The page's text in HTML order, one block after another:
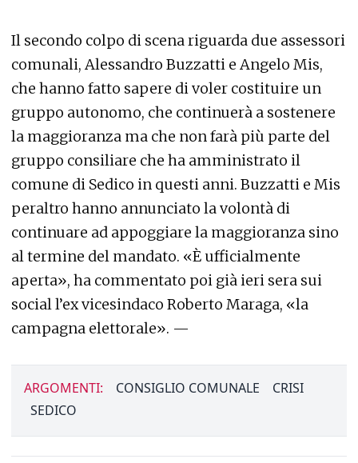
Il secondo colpo di scena riguarda due assessori
comunali, Alessandro Buzzatti e Angelo Mis,
che hanno fatto sapere di voler costituire un
gruppo autonomo, che continuerà a sostenere
la maggioranza ma che non farà più parte del
gruppo consiliare che ha amministrato il
comune di Sedico in questi anni. Buzzatti e Mis
peraltro hanno annunciato la volontà di
continuare ad appoggiare la maggioranza sino
al termine del mandato. «È ufficialmente
aperta», ha commentato poi già ieri sera sui
social l’ex vicesindaco Roberto Maraga, «la
campagna elettorale». —
ARGOMENTI: CONSIGLIO COMUNALE
CRISI
SEDICO